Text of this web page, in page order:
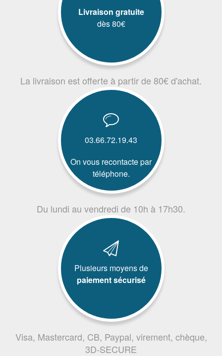
Livraison gratuite
dès 80€
La livraison est offerte à partir de 80€ d'achat.
03.66.72.19.43
On vous recontacte par
téléphone.
Du lundi au vendredi de 10h à 17h30.
Plusieurs moyens de
paiement sécurisé
Visa, Mastercard, CB, Paypal, virement, chèque,
3D-SECURE